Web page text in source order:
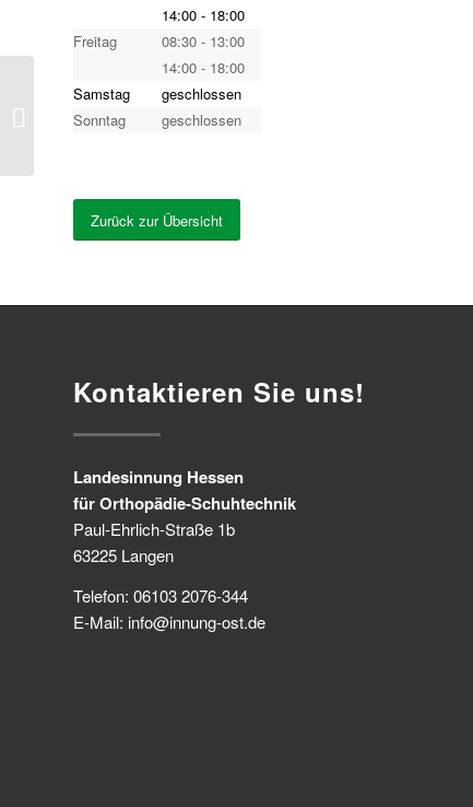
14:00 - 18:00
Freitag
08:30 - 13:00
14:00 - 18:00
Samstag
geschlossen
Sonntag
geschlossen
Zurück zur Übersicht
Kontaktieren Sie uns!
Landesinnung Hessen
für Orthopädie-Schuhtechnik
Paul-Ehrlich-Straße 1b
63225 Langen
Telefon: 06103 2076-344
E-Mail: info@innung-ost.de
Fußorthopädie Vogel